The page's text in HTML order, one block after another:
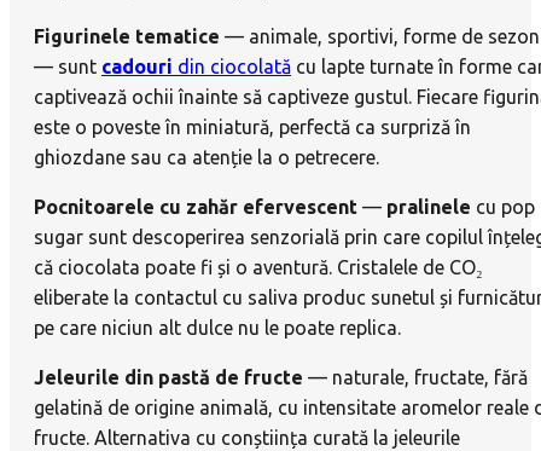
Figurinele tematice — animale, sportivi, forme de sezon
— sunt cadouri din ciocolată cu lapte turnate în forme
captivează ochii înainte să captiveze gustul. Fiecare
este o poveste în miniatură, perfectă ca surpriză în
ghiozdane sau ca atenție la o petrecere.
Pocnitoarele cu zahăr efervescent — pralinele cu pop
sugar sunt descoperirea senzorială prin care copilul
că ciocolata poate fi și o aventură. Cristalele de CO₂
eliberate la contactul cu saliva produc sunetul și
pe care niciun alt dulce nu le poate replica.
Jeleurile din pastă de fructe — naturale, fructate, fără
gelatină de origine animală, cu intensitate aromelor reale
fructe. Alternativa cu conștiința curată la jeleurile